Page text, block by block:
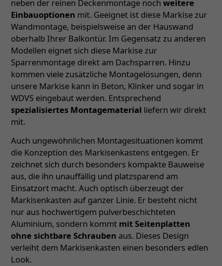
neben der reinen Deckenmontage noch weitere
Einbauoptionen mit. Geeignet ist diese Markise zur
Wandmontage, beispielsweise an der Hauswand
oberhalb Ihrer Balkontür. Im Gegensatz zu anderen
Modellen eignet sich diese Markise zur
Sparrenmontage direkt am Dachsparren. Hinzu
kommen viele zusätzliche Montagelösungen, denn
unsere Markise kann in Beton, Klinker und sogar in
WDVS eingebaut werden. Entsprechend
spezialisiertes Montagematerial liefern wir direkt
mit.
Auch ungewöhnlichen Montagesituationen kommt
die Konzeption des Markisenkastens entgegen. Er
zeichnet sich durch besonders kompakte Bauweise
aus, die ihn unauffällig und platzsparend am
Einsatzort macht. Auch optisch überzeugt der
Markisenkasten auf ganzer Linie. Er besteht nicht
nur aus hochwertigem pulverbeschichteten
Aluminium, sondern kommt mit Seitenplatten
ohne sichtbare Schrauben aus. Dieses Design
verleiht dem Markisenkasten einen besonders edlen
Look.